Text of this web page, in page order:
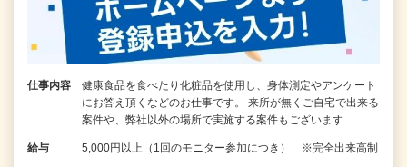
仕事内容
健康食品を食べたり化粧品を使用し、身体測定やアンケート
にお答え頂くなどのお仕事です。 来所が無くご自宅で出来る
案件や、弊社以外の場所で実施する案件もございます…
給与 5,000円以上（1回のモニター参加につき） ※完全出来高制